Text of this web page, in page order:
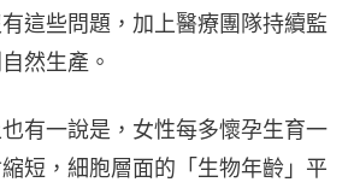
這些問題，加上醫療團隊持續監
然生產。
有一說是，女性每多懷孕生育一
短，細胞層面的「生物年齡」平